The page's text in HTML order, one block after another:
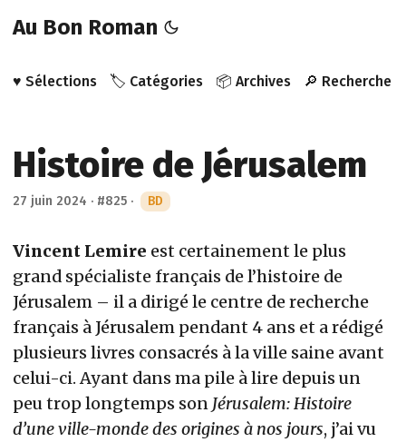
Au Bon Roman
♥️ Sélections 🏷️ Catégories 📦 Archives 🔎 Recherche
Histoire de Jérusalem
27 juin 2024 · #825 · BD
Vincent Lemire est certainement le plus
grand spécialiste français de l’histoire de
Jérusalem – il a dirigé le centre de recherche
français à Jérusalem pendant 4 ans et a rédigé
plusieurs livres consacrés à la ville saine avant
celui-ci. Ayant dans ma pile à lire depuis un
peu trop longtemps son Jérusalem: Histoire
d’une ville-monde des origines à nos jours, j’ai vu